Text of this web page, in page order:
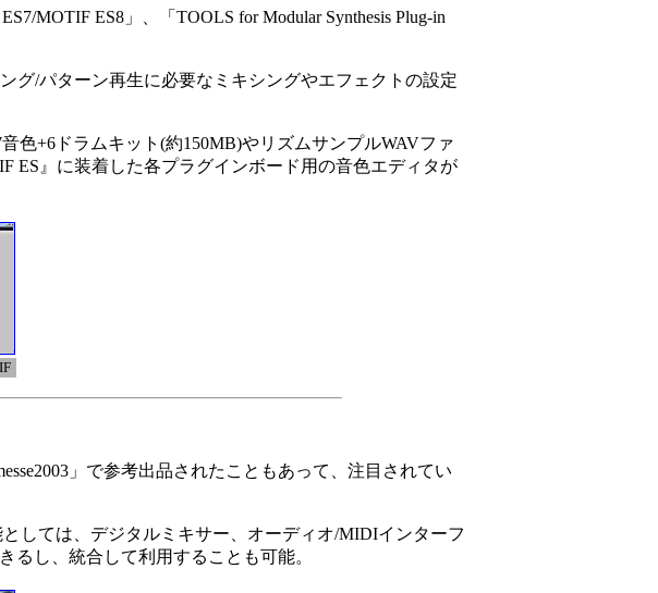
MOTIF ES8」、「TOOLS for Modular Synthesis Plug-in
グ/パターン再生に必要なミキシングやエフェクトの設定
色+6ドラムキット(約150MB)やリズムサンプルWAVファ
ES』に装着した各プラグインボード用の音色エディタが
」で参考出品されたこともあって、注目されてい
しては、デジタルミキサー、オーディオ/MIDIインターフ
るし、統合して利用することも可能。